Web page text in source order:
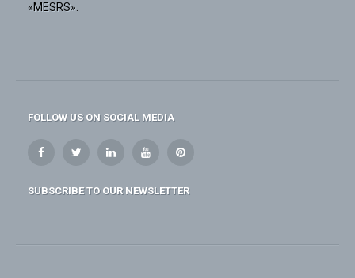
«MESRS».
FOLLOW US ON SOCIAL MEDIA
SUBSCRIBE TO OUR NEWSLETTER